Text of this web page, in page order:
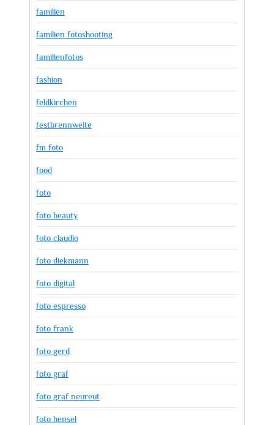
familien
familien fotoshooting
familienfotos
fashion
feldkirchen
festbrennweite
fm foto
food
foto
foto beauty
foto claudio
foto diekmann
foto digital
foto espresso
foto frank
foto gerd
foto graf
foto graf neureut
foto hensel